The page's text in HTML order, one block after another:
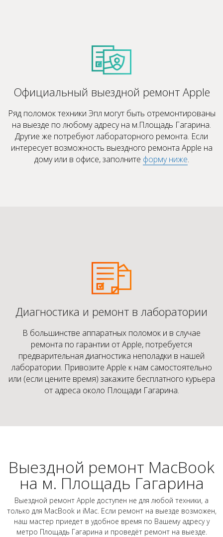
Официальный выездной ремонт Apple
Ряд поломок техники Эпл могут быть отремонтированы
на выезде по любому адресу на м.Площадь Гагарина.
Другие же потребуют лабораторного ремонта. Если
интересует возможность выездного ремонта Apple на
дому или в офисе, заполните форму ниже.
Диагностика и ремонт в лаборатории
В большинстве аппаратных поломок и в случае
ремонта по гарантии от Apple, потребуется
предварительная диагностика неполадки в нашей
лаборатории. Привозите Apple к нам самостоятельно
или (если цените время) закажите бесплатного курьера
от адреса около Площади Гагарина.
Выездной ремонт MacBook
на м. Площадь Гагарина
Выездной ремонт Apple доступен не для любой техники, а
только для MacBook и iMac. Если ремонт на выезде возможен,
наш мастер приедет в удобное время по Вашему адресу у
метро Площадь Гагарина и проведёт ремонт на выезде.